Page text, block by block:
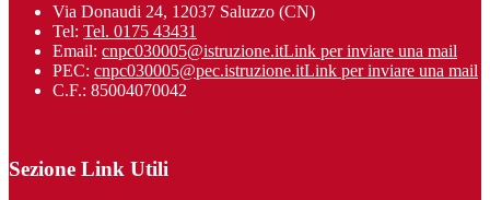
Via Donaudi 24, 12037 Saluzzo (CN)
Tel: Tel. 0175 43431
Email: cnpc030005@istruzione.itLink per inviare una mail
PEC: cnpc030005@pec.istruzione.itLink per inviare una mail
C.F.: 85004070042
Sezione Link Utili